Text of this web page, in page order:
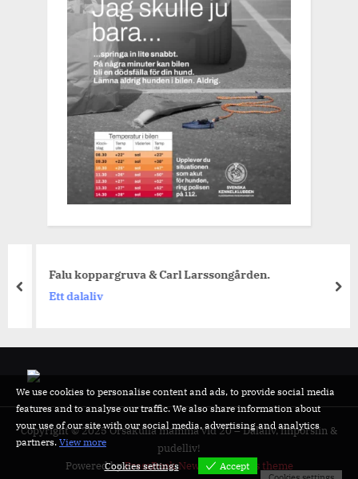
Falu koppargruva & Carl Larssongården.
Ett dalaliv
prev
Copyright © 2025 Orsakulla mamma vid 20 – Dalaliv, finporslin &
pudelliv!
Powered byPressBook News WordPress theme
We use cookies to personalise content and ads, to provide social media
features and to analyse our traffic. We also share information about
your use of our site with our social media, advertising and analytics
partners. View more
Cookies settings
Accept